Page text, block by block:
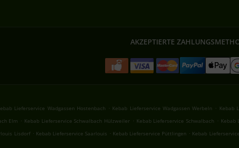
AKZEPTIERTE
Lieferservice Wadgassen Hostenbach . Kebab Lieferservice Wadgassen Werbeln . Kebab
Elm . Kebab Lieferservice Schwalbach Hülzweiler . Kebab Lieferservice Schwalbach . Kebab
Lisdorf . Kebab Lieferservice Saarlouis . Kebab Lieferservice Püttlingen . Kebab